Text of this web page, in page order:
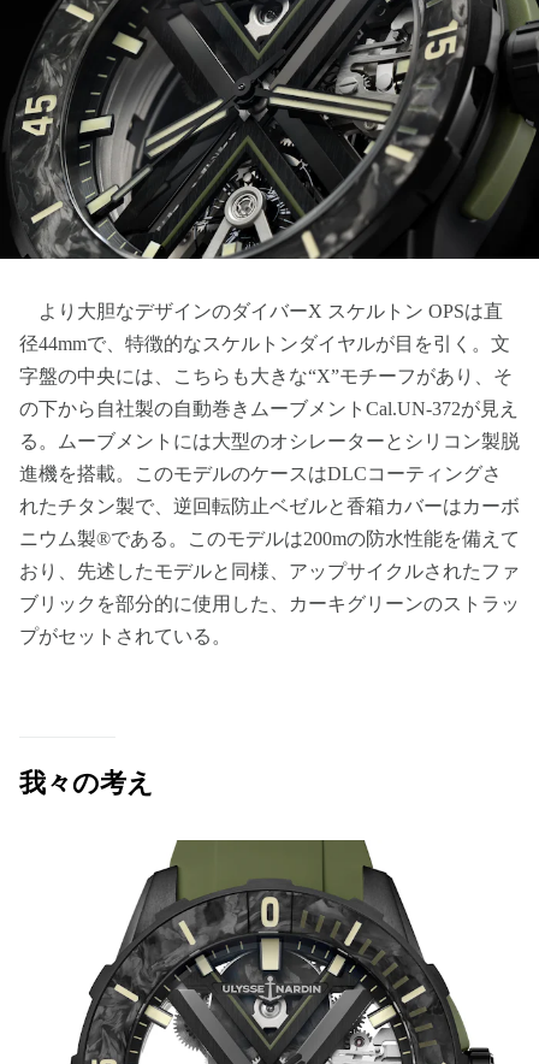
より大胆なデザインのダイバーX スケルトン OPSは直
径44mmで、特徴的なスケルトンダイヤルが目を引く。文
字盤の中央には、こちらも大きな“X”モチーフがあり、そ
の下から自社製の自動巻きムーブメントCal.UN-372が見え
る。ムーブメントには大型のオシレーターとシリコン製脱
進機を搭載。このモデルのケースはDLCコーティングさ
れたチタン製で、逆回転防止ベゼルと香箱カバーはカーボ
ニウム製®である。このモデルは200mの防水性能を備えて
おり、先述したモデルと同様、アップサイクルされたファ
ブリックを部分的に使用した、カーキグリーンのストラッ
プがセットされている。
我々の考え